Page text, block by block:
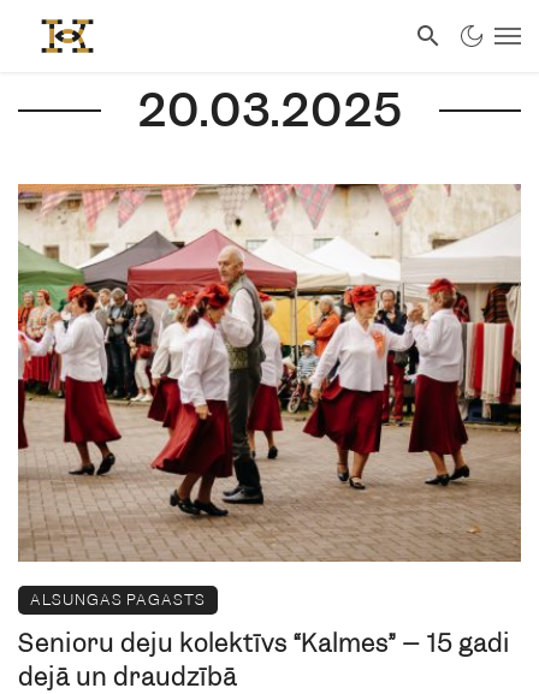
20.03.2025
ALSUNGAS PAGASTS
Senioru deju kolektīvs “Kalmes” – 15 gadi
dejā un draudzībā